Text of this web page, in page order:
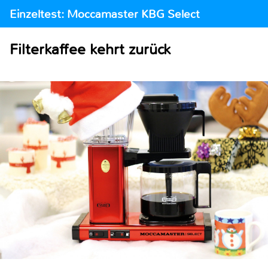
Einzeltest: Moccamaster KBG Select
Filterkaffee kehrt zurück